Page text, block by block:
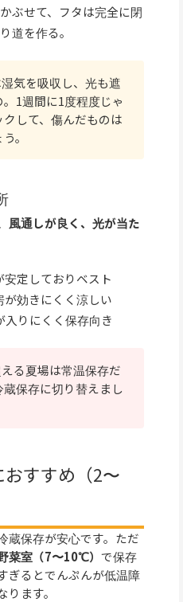
ぶせて、フタは完全に閉
道を作る。
気を吸収し、光も遮
1週間に1度程度じゃ
して、傷んだものは
。
風通しが良く、光が当た
安定しておりベスト
が効きにくく涼しい
入りにくく保存向き
る夏場は常温保存だ
保存に切り替えまし
すすめ（2〜
蔵保存が安心です。ただ
菜室（7〜10℃） で保存
ぎるとでんぷんが低温障
ます。